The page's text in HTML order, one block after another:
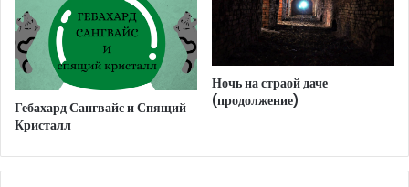
Гебахард Сангвайс и Спящий
Кристалл
Ночь на страой даче
(продолжение)